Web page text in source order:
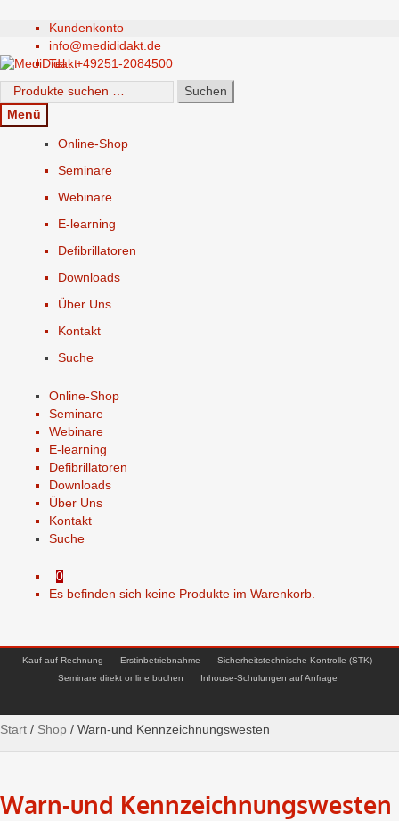
Kundenkonto
info@medididakt.de
Tel.: +49251-2084500
Navigation
springen
Springe
zum
Inhalt
Suchen
nach:
Suchen
Menü
Online-Shop
Seminare
Webinare
E-learning
Defibrillatoren
Downloads
Über Uns
Kontakt
Suche
Online-Shop
Seminare
Webinare
E-learning
Defibrillatoren
Downloads
Über Uns
Kontakt
Suche
0
Es befinden sich keine Produkte im Warenkorb.
Kauf auf Rechnung Erstinbetriebnahme
Sicherheitstechnische Kontrolle (STK)
Seminare direkt online buchen
Inhouse-Schulungen auf Anfrage
Start / Shop / Warn-und Kennzeichnungswesten
Warn-und Kennzeichnungswesten